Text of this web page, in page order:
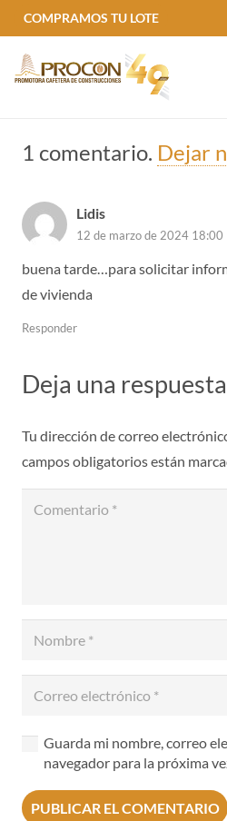
COMPRAMOS TU LOTE
1 comentario. Dejar
Lidis
12 de marzo de 2024 18:00
buena tarde…para solicitar
de vivienda
Responder
Deja una respuesta
Tu dirección de correo
campos obligatorios están
Guarda mi nombre, correo
navegador para la próxima
PUBLICAR EL COMENTARIO